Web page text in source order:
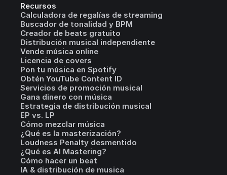
Recursos
Calculadora de regalías de streaming
Buscador de tonalidad y BPM
Creador de beats gratuito
Distribución musical independiente
Vende música online
Licencia de covers
Pon tu música en Spotify
Obtén YouTube Content ID
Servicios de promoción musical
Gana dinero con música
Estrategia de distribución musical
EP vs. LP
Cómo mezclar música
¿Qué es la masterización?
Loudness Penalty desmentido
¿Qué es AI Mastering?
Cómo hacer un beat
IA & distribución de musica